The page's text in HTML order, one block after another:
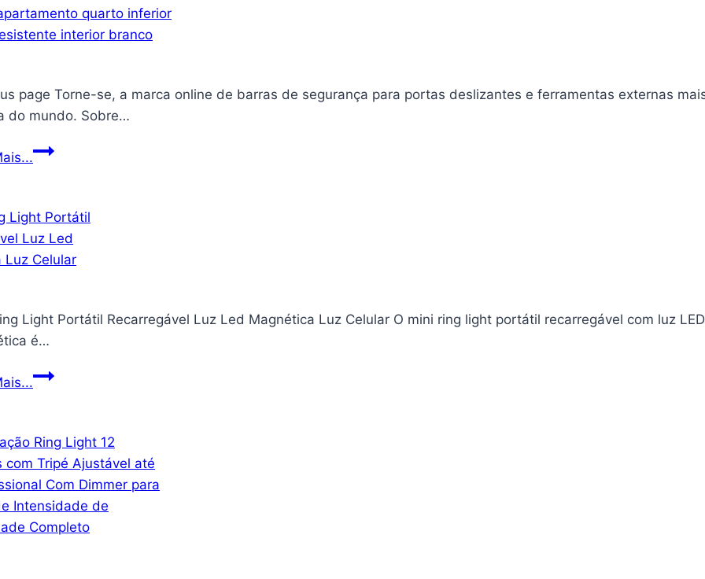
peças,
metal
com
2
alumínio
em
preto,
Preto,
page Torne-se, a marca online de barras de segurança para portas deslizantes e ferramentas externas
do mundo. Sobre…
BeBecome
segurança
para
porta
127
cm
de
porta
de
pátio
ajustável
com
Light Portátil Recarregável Luz Led Magnética Luz Celular O mini ring light portátil recarregável com luz LED
é…
Mini
Portátil
Recarregável
Luz
Led
Magnética